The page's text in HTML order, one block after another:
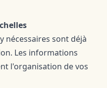
nécessaires sont déjà
Les informations
l'organisation de vos